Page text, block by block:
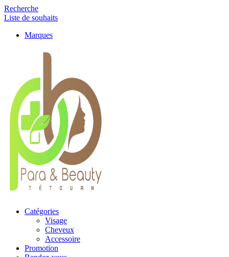
Recherche
Liste de souhaits
Marques
Catégories
Visage
Cheveux
Accessoire
Promotion